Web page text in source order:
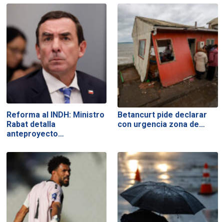
Reforma al INDH: Ministro
Rabat detalla
anteproyecto…
Betancurt pide declarar
con urgencia zona de…